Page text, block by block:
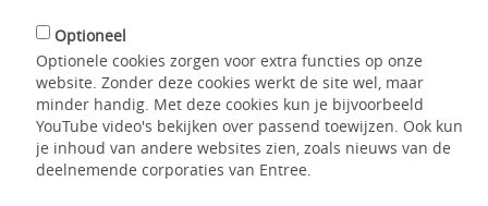
Optioneel
Optionele cookies zorgen voor extra functies op onze
website. Zonder deze cookies werkt de site wel, maar
minder handig. Met deze cookies kun je bijvoorbeeld
YouTube video's bekijken over passend toewijzen. Ook kun
je inhoud van andere websites zien, zoals nieuws van de
deelnemende corporaties van Entree.
Hoe werkt het?
Contact
Home Hoe werkt het?
Vragen over de website
Met welke browser kan ik de website goed bekijken?
De website werkt op elke browser. Werkt de website van